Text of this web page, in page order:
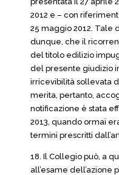
2012 e – con
25 maggio 2012. Tale
dunque, che il
del titolo edilizio
del presente giudizio
irricevibilità sollevata
merita, pertanto,
notificazione è stata
2013, quando ormai
termini prescritti
18. Il Collegio può, a
all’esame dell’azione